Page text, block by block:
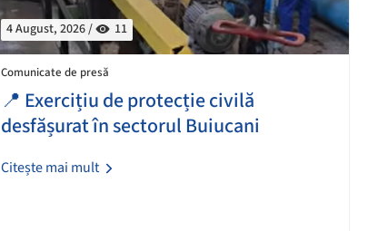
4 August, 2026 / 11
Comunicate de presă
📍 Exercițiu de protecție civilă
desfășurat în sectorul Buiucani
Citește mai mult